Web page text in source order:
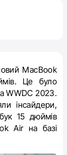
MacBook
Це було
WWDC 2023.
інсайдери,
15 дюймів
Air на базі